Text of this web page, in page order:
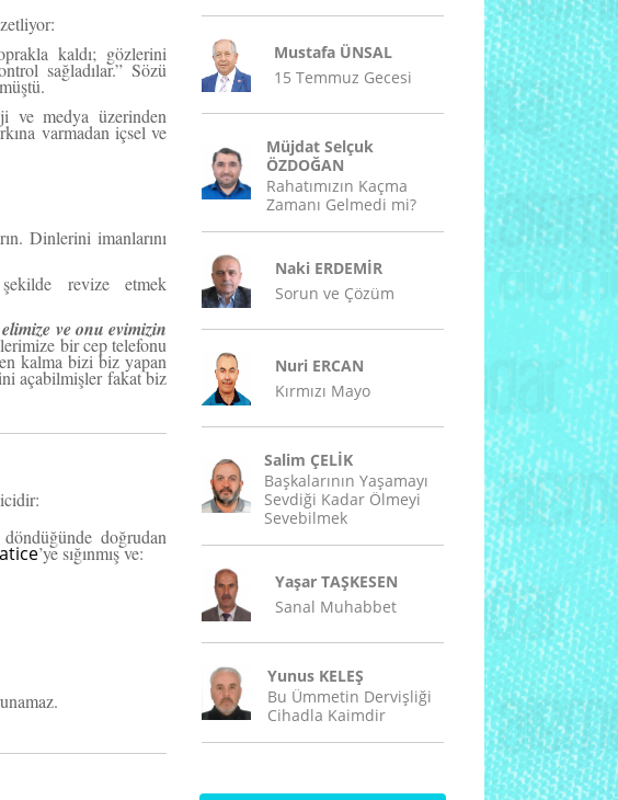
kaldı; gözlerini
sağladılar.” Sözü
ve medya üzerinden
varmadan içsel ve
Dinlerini imanlarını
revize etmek
ve onu evimizin
bir cep telefonu
kalma bizi biz yapan
açabilmişler fakat biz
doğrudan
’ye sığınmış ve:
Mustafa ÜNSAL
15 Temmuz Gecesi
Müjdat Selçuk
ÖZDOĞAN
Rahatımızın Kaçma
Zamanı Gelmedi mi?
Naki ERDEMİR
Sorun ve Çözüm
Nuri ERCAN
Kırmızı Mayo
Salim ÇELİK
Başkalarının Yaşamayı
Sevdiği Kadar Ölmeyi
Sevebilmek
Yaşar TAŞKESEN
Sanal Muhabbet
Yunus KELEŞ
Bu Ümmetin Dervişliği
Cihadla Kaimdir